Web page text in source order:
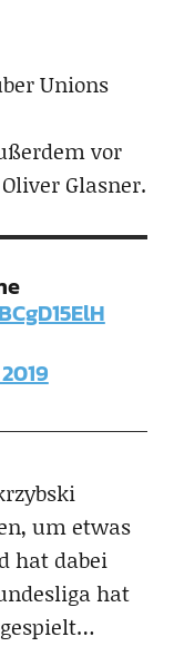
Unions
vor
Glasner.
um etwas
hat dabei
hat